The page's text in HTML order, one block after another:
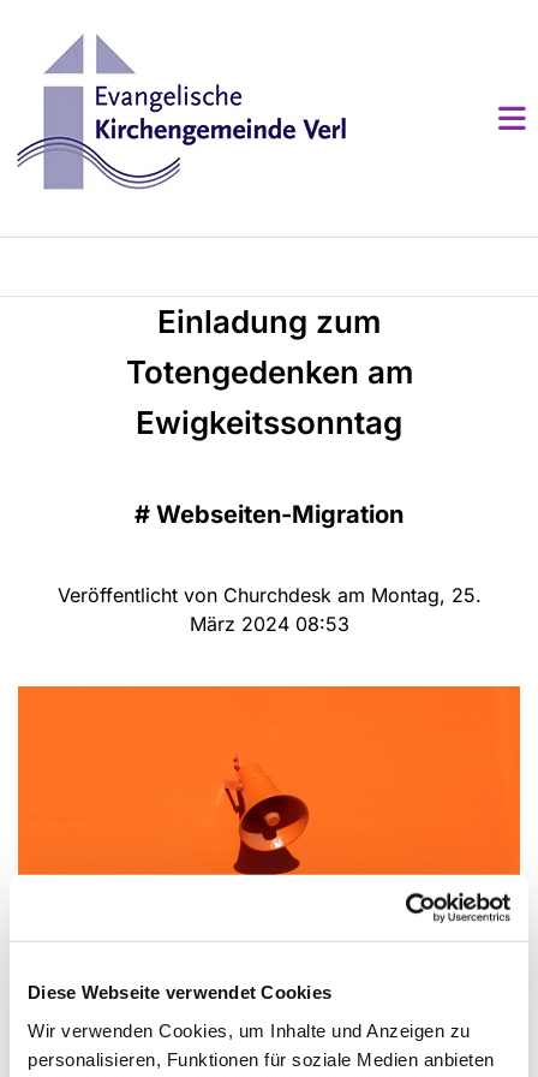
Diese Webseite verwendet Cookies
Wir verwenden Cookies, um Inhalte und Anzeigen zu
personalisieren, Funktionen für soziale Medien anbieten
Einladung zum
Totengedenken am
Ewigkeitssonntag
# Webseiten-Migration
Veröffentlicht von Churchdesk am Montag, 25.
März 2024 08:53
Einladung zum Totengedenken am
Ewigkeitssonntag